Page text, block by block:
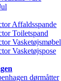
Affaldsspande
Toiletspand
Vasketøjsmøbel
Vasketøjspose
dørmåtter